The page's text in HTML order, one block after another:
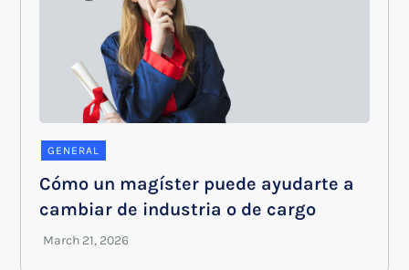
GENERAL
Cómo un magíster puede ayudarte a
cambiar de industria o de cargo